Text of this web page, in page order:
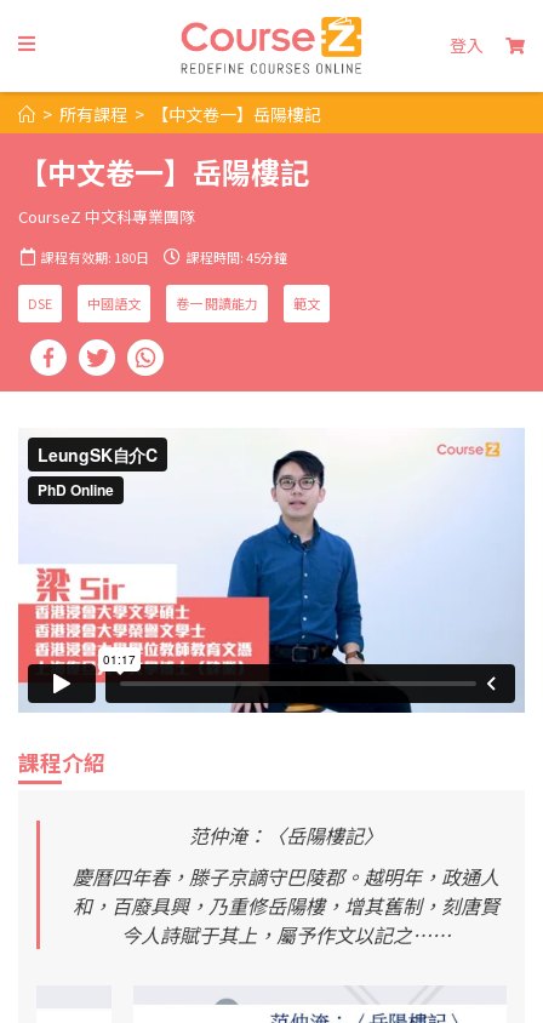
登入
> 所有課程 > 【中文卷一】岳陽樓記
【中文卷一】岳陽樓記
CourseZ 中文科專業團隊
課程有效期: 180日 課程時間: 45分鐘
DSE 中國語文 卷一 閱讀能力 範文
課程介紹
范仲淹：〈岳陽樓記〉
慶曆四年春，滕子京謫守巴陵郡。越明年，政通人
和，百廢具興，乃重修岳陽樓，增其舊制，刻唐賢
今人詩賦于其上，屬予作文以記之……